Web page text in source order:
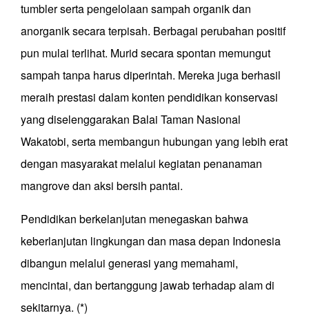
tumbler serta pengelolaan sampah organik dan
anorganik secara terpisah. Berbagai perubahan positif
pun mulai terlihat. Murid secara spontan memungut
sampah tanpa harus diperintah. Mereka juga berhasil
meraih prestasi dalam konten pendidikan konservasi
yang diselenggarakan Balai Taman Nasional
Wakatobi, serta membangun hubungan yang lebih erat
dengan masyarakat melalui kegiatan penanaman
mangrove dan aksi bersih pantai.
Pendidikan berkelanjutan menegaskan bahwa
keberlanjutan lingkungan dan masa depan Indonesia
dibangun melalui generasi yang memahami,
mencintai, dan bertanggung jawab terhadap alam di
sekitarnya. (*)